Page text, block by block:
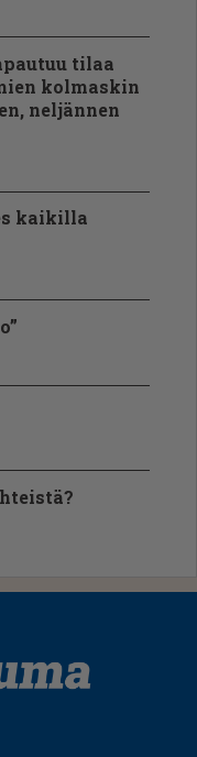
tilaa
kolmaskin
neljännen
kaikilla